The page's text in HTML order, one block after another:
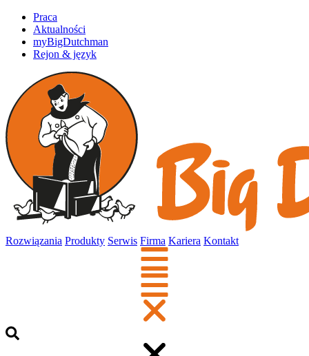
Praca
Aktualności
myBigDutchman
Rejon & język
Rozwiązania Produkty Serwis Firma Kariera Kontakt